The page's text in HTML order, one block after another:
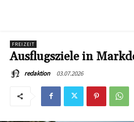
FREIZEIT
Ausflugsziele in
redaktion 03.07.2026